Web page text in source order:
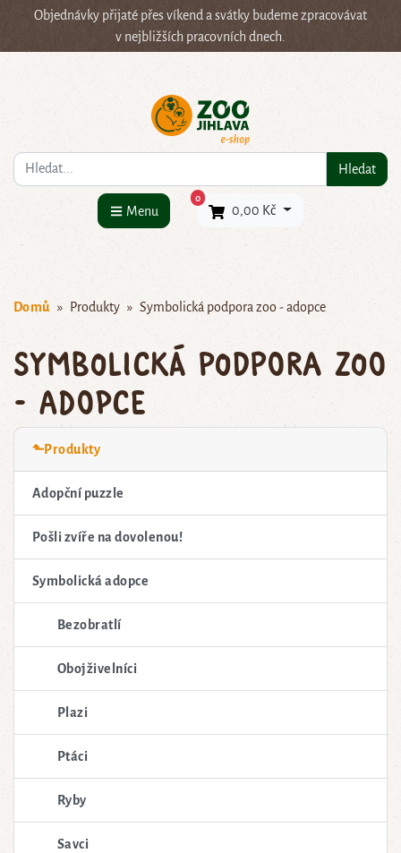
Objednávky přijaté přes víkend a svátky budeme zpracovávat
v nejbližších pracovních dnech.
Co hledáte? Hledat
Menu
0×
0,00 Kč
Domů Produkty Symbolická podpora zoo - adopce
Symbolická podpora zoo
- adopce
⬑Produkty
Adopční puzzle
Pošli zvíře na dovolenou!
Symbolická adopce
Bezobratlí
Obojživelníci
Plazi
Ptáci
Ryby
Savci